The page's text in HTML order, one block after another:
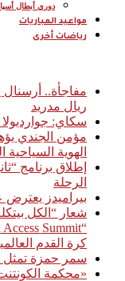
دوري أبطال أسيا
مواعيد المباريات
رياضات أخرى
مفاجأة..
ريال مدريد
سكاي:
الهوية السياحية
إطلاق برنامج
الرحلة
بيراميدز
شعار “الكل
كرة القدم العالمية*
سمر حمزة تمثل
«محكمة